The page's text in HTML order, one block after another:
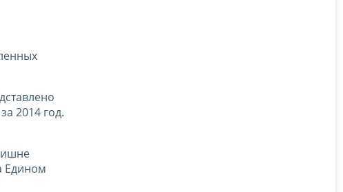
2014 год.
Едином